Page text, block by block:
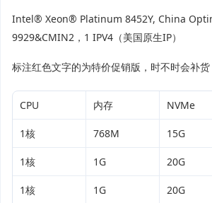
Intel® Xeon® Platinum 8452Y, China
9929&CMIN2，1 IPV4（美国原生IP）
标注红色文字的为特价促销版，时不时会补货
CPU 内存 NVMe
1核 768M 15G
1核 1G 20G
1核 1G 20G